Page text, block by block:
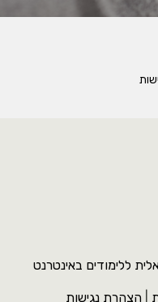
ללימודים באינטרנט
הצהרת נגישות